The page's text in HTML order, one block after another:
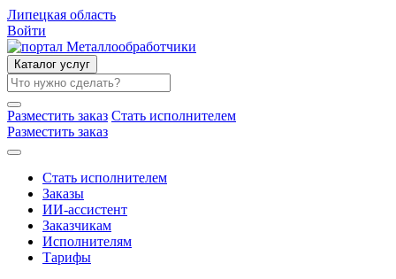
Липецкая область
Войти
Каталог услуг
Разместить заказ Стать исполнителем
Разместить заказ
Стать исполнителем
Заказы
ИИ-ассистент
Заказчикам
Исполнителям
Тарифы